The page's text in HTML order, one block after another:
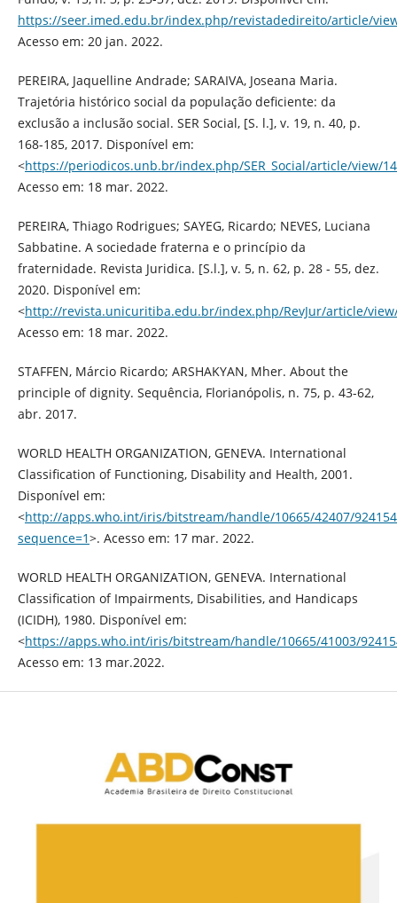
https://seer.imed.edu.br/index.php/revistadedireito/article/
Acesso em: 20 jan. 2022.
PEREIRA, Jaquelline Andrade; SARAIVA, Joseana Maria.
Trajetória histórico social da população deficiente: da
exclusão a inclusão social. SER Social, [S. l.], v. 19, n. 40, p.
168-185, 2017. Disponível em:
<https://periodicos.unb.br/index.php/SER_Social/article/view/
Acesso em: 18 mar. 2022.
PEREIRA, Thiago Rodrigues; SAYEG, Ricardo; NEVES, Luciana
Sabbatine. A sociedade fraterna e o princípio da
fraternidade. Revista Juridica. [S.l.], v. 5, n. 62, p. 28 - 55, dez.
2020. Disponível em:
<http://revista.unicuritiba.edu.br/index.php/RevJur/article/
Acesso em: 18 mar. 2022.
STAFFEN, Márcio Ricardo; ARSHAKYAN, Mher. About the
principle of dignity. Sequência, Florianópolis, n. 75, p. 43-62,
abr. 2017.
WORLD HEALTH ORGANIZATION, GENEVA. International
Classification of Functioning, Disability and Health, 2001.
Disponível em:
<http://apps.who.int/iris/bitstream/handle/10665/42407/
sequence=1>. Acesso em: 17 mar. 2022.
WORLD HEALTH ORGANIZATION, GENEVA. International
Classification of Impairments, Disabilities, and Handicaps
(ICIDH), 1980. Disponível em:
<https://apps.who.int/iris/bitstream/handle/10665/41003/
Acesso em: 13 mar.2022.